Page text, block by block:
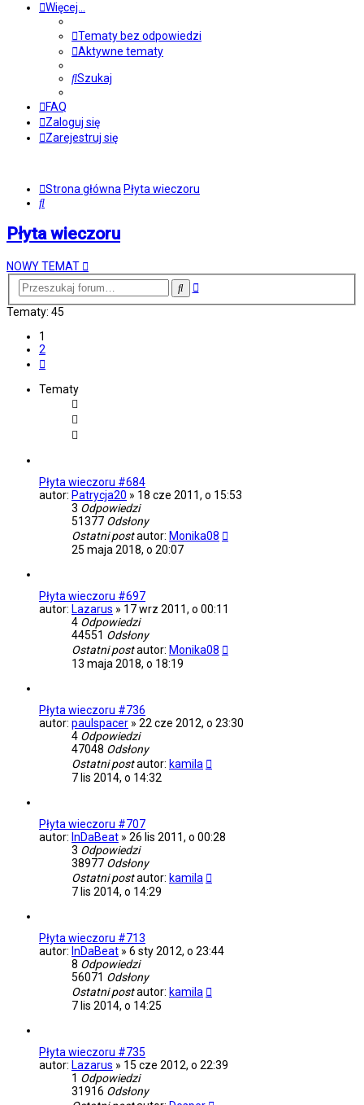
Więcej…
Tematy bez odpowiedzi
Aktywne tematy
Szukaj
FAQ
Zaloguj się
Zarejestruj się
Strona główna Płyta wieczoru
Szukaj
Płyta wieczoru
NOWY TEMAT
SzukajWyszukiwanie
Tematy: 45
1
2
Tematy
Płyta wieczoru #684
autor: Patrycja20 » 18 cze 2011, o 15:53
3 Odpowiedzi
51377 Odsłony
Ostatni postautor: Monika08
25 maja 2018, o 20:07
Płyta wieczoru #697
autor: Lazarus » 17 wrz 2011, o 00:11
4 Odpowiedzi
44551 Odsłony
Ostatni postautor: Monika08
13 maja 2018, o 18:19
Płyta wieczoru #736
autor: paulspacer » 22 cze 2012, o 23:30
4 Odpowiedzi
47048 Odsłony
Ostatni postautor: kamila
7 lis 2014, o 14:32
Płyta wieczoru #707
autor: InDaBeat » 26 lis 2011, o 00:28
3 Odpowiedzi
38977 Odsłony
Ostatni postautor: kamila
7 lis 2014, o 14:29
Płyta wieczoru #713
autor: InDaBeat » 6 sty 2012, o 23:44
8 Odpowiedzi
56071 Odsłony
Ostatni postautor: kamila
7 lis 2014, o 14:25
Płyta wieczoru #735
autor: Lazarus » 15 cze 2012, o 22:39
1 Odpowiedzi
31916 Odsłony